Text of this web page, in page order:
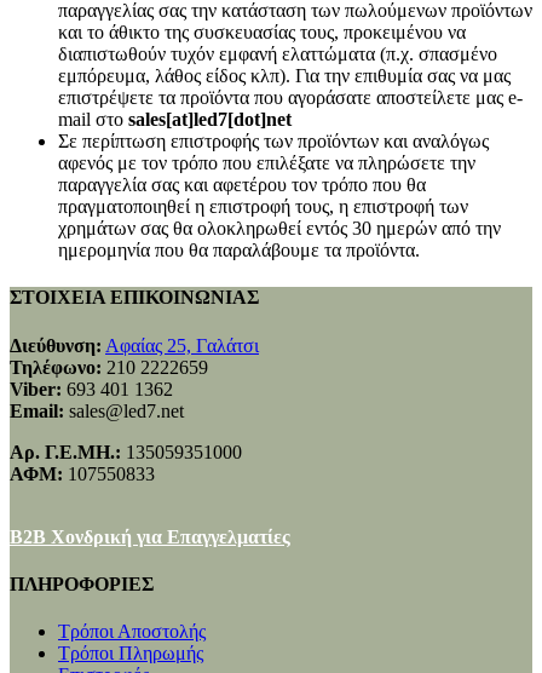
παραγγελίας σας την κατάσταση των πωλούμενων προϊόντων
και το άθικτο της συσκευασίας τους, προκειμένου να
διαπιστωθούν τυχόν εμφανή ελαττώματα (π.χ. σπασμένο
εμπόρευμα, λάθος είδος κλπ). Για την επιθυμία σας να μας
επιστρέψετε τα προϊόντα που αγοράσατε αποστείλετε μας e-
mail στο sales[at]led7[dot]net
Σε περίπτωση επιστροφής των προϊόντων και αναλόγως
αφενός με τον τρόπο που επιλέξατε να πληρώσετε την
παραγγελία σας και αφετέρου τον τρόπο που θα
πραγματοποιηθεί η επιστροφή τους, η επιστροφή των
χρημάτων σας θα ολοκληρωθεί εντός 30 ημερών από την
ημερομηνία που θα παραλάβουμε τα προϊόντα.
ΣΤΟΙΧΕΙΑ ΕΠΙΚΟΙΝΩΝΙΑΣ
Διεύθυνση: Αφαίας 25, Γαλάτσι
Τηλέφωνο: 210 2222659
Viber: 693 401 1362
Email: sales@led7.net
Αρ. Γ.Ε.ΜΗ.: 135059351000
ΑΦΜ: 107550833
B2B Χονδρική για Επαγγελματίες
ΠΛΗΡΟΦΟΡΙΕΣ
Τρόποι Αποστολής
Τρόποι Πληρωμής